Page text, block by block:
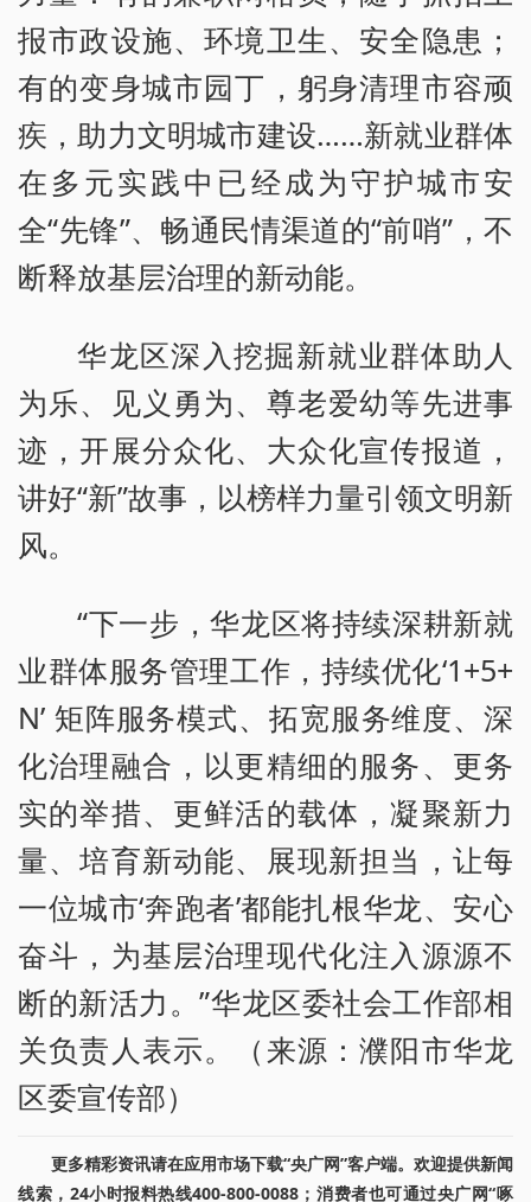
报市政设施、环境卫生、安全隐患；
有的变身城市园丁，躬身清理市容顽
疾，助力文明城市建设……新就业群体
在多元实践中已经成为守护城市安
全“先锋”、畅通民情渠道的“前哨”，不
断释放基层治理的新动能。
华龙区深入挖掘新就业群体助人
为乐、见义勇为、尊老爱幼等先进事
迹，开展分众化、大众化宣传报道，
讲好“新”故事，以榜样力量引领文明新
风。
“下一步，华龙区将持续深耕新就
业群体服务管理工作，持续优化‘1+5+
N’ 矩阵服务模式、拓宽服务维度、深
化治理融合，以更精细的服务、更务
实的举措、更鲜活的载体，凝聚新力
量、培育新动能、展现新担当，让每
一位城市‘奔跑者’都能扎根华龙、安心
奋斗，为基层治理现代化注入源源不
断的新活力。”华龙区委社会工作部相
关负责人表示。（来源：濮阳市华龙
区委宣传部）
更多精彩资讯请在应用市场下载“央广网”客户端。欢迎提供新闻
线索，24小时报料热线400-800-0088；消费者也可通过央广网“啄